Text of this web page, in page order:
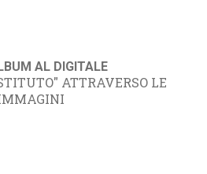
AL DIGITALE
ATTRAVERSO LE